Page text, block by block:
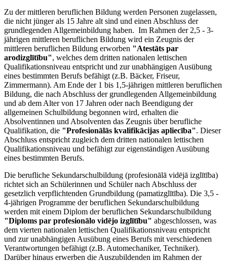
Zu der mittleren beruflichen Bildung werden Personen zugelassen,
die nicht jünger als 15 Jahre alt sind und einen Abschluss der
grundlegenden Allgemeinbildung haben. Im Rahmen der 2,5 - 3-
jährigen mittleren beruflichen Bildung wird ein Zeugnis der
mittleren beruflichen Bildung erworben "Atestāts par
arodizglītību", welches dem dritten nationalen lettischen
Qualifikationsniveau entspricht und zur unabhängigen Ausübung
eines bestimmten Berufs befähigt (z.B. Bäcker, Friseur,
Zimmermann). Am Ende der 1 bis 1,5-jährigen mittleren beruflichen
Bildung, die nach Abschluss der grundlegenden Allgemeinbildung
und ab dem Alter von 17 Jahren oder nach Beendigung der
allgemeinen Schulbildung begonnen wird, erhalten die
Absolventinnen und Absolventen das Zeugnis über berufliche
Qualifikation, die "Profesionālās kvalifikācijas apliecība". Dieser
Abschluss entspricht zugleich dem dritten nationalen lettischen
Qualifikationsniveau und befähigt zur eigenständigen Ausübung
eines bestimmten Berufs.
Die berufliche Sekundarschulbildung (profesionālā vidējā izglītība)
richtet sich an Schülerinnen und Schüler nach Abschluss der
gesetzlich verpflichtenden Grundbildung (pamatizglītība). Die 3,5 -
4-jährigen Programme der beruflichen Sekundarschulbildung
werden mit einem Diplom der beruflichen Sekundarschulbildung
"Diploms par profesionālo vidējo izglītību" abgeschlossen, was
dem vierten nationalen lettischen Qualifikationsniveau entspricht
und zur unabhängigen Ausübung eines Berufs mit verschiedenen
Verantwortungen befähigt (z.B. Automechaniker, Techniker).
Darüber hinaus erwerben die Auszubildenden im Rahmen der